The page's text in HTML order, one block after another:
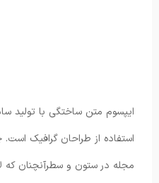
ایپسوم متن ساختگی با تولید
استفاده از طراحان گرافیک است.
مجله در ستون و سطرآنچنان که